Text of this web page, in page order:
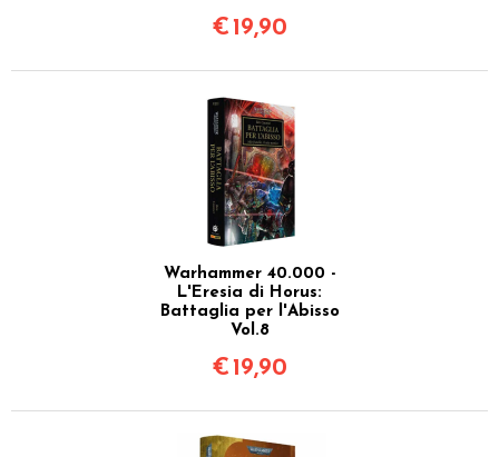
€ 19,90
Warhammer 40.000 -
L'Eresia di Horus:
Battaglia per l'Abisso
Vol.8
€ 19,90